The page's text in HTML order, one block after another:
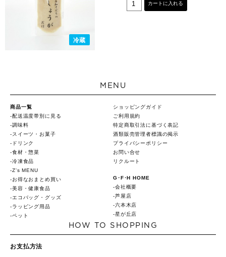
冷蔵
カートに入れる
MENU
商品一覧
配送温度帯別に見る
調味料
スイーツ・お菓子
ドリンク
食材・惣菜
冷凍食品
Z's MENU
お得なおまとめ買い
美容・健康食品
エコバッグ・グッズ
ラッピング用品
ペット
ショッピングガイド
ご利用規約
特定商取引法に基づく表記
酒類販売管理者標識の掲示
プライバシーポリシー
お問い合せ
リクルート
G･F･H HOME
会社概要
芦屋店
六本木店
星が丘店
HOW TO SHOPPING
お支払方法